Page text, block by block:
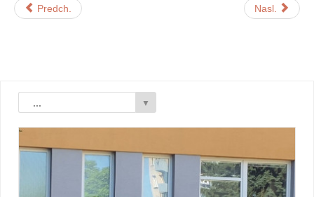
Predch. Nasl.
... ▼